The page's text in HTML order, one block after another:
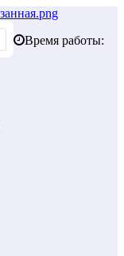
Время работы: